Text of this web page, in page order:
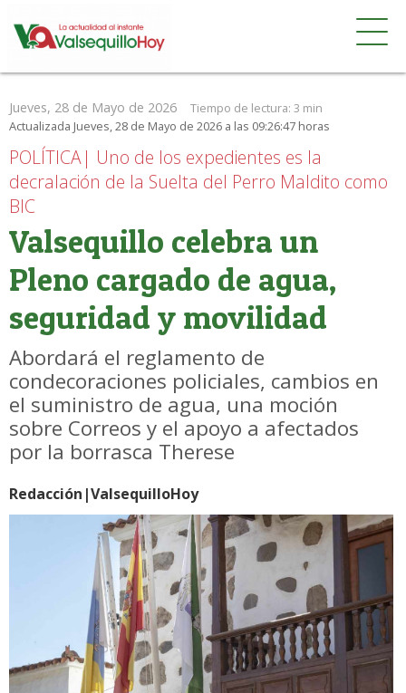
Jueves, 28 de Mayo de 2026 Tiempo de lectura: 3 min
Actualizada Jueves, 28 de Mayo de 2026 a las 09:26:47 horas
POLÍTICA| Uno de los expedientes es la
decralación de la Suelta del Perro Maldito como
BIC
Valsequillo celebra un
Pleno cargado de agua,
seguridad y movilidad
Abordará el reglamento de
condecoraciones policiales, cambios en
el suministro de agua, una moción
sobre Correos y el apoyo a afectados
por la borrasca Therese
Redacción|ValsequilloHoy